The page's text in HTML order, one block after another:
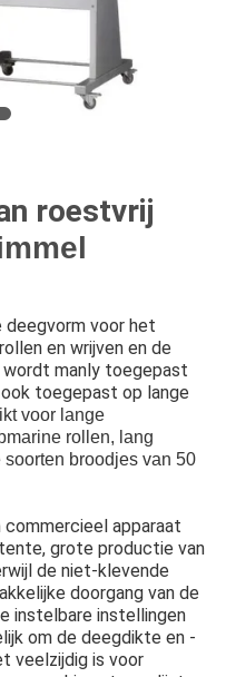
roestvrij
deegvorm voor het
en wrijven en de
wordt manly toegepast
toegepast op lange
voor lange
rollen, lang
broodjes van 50
apparaat
grote productie van
de niet-klevende
doorgang van de
instelbare instellingen
om de deegdikte en -
veelzijdig is voor